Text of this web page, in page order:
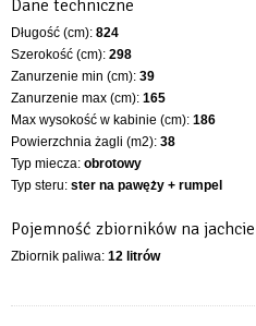
Dane techniczne
Długość (cm): 824
Szerokość (cm): 298
Zanurzenie min (cm): 39
Zanurzenie max (cm): 165
Max wysokość w kabinie (cm): 186
Powierzchnia żagli (m2): 38
Typ miecza: obrotowy
Typ steru: ster na pawęży + rumpel
Pojemność zbiorników na jachcie
Zbiornik paliwa: 12 litrów